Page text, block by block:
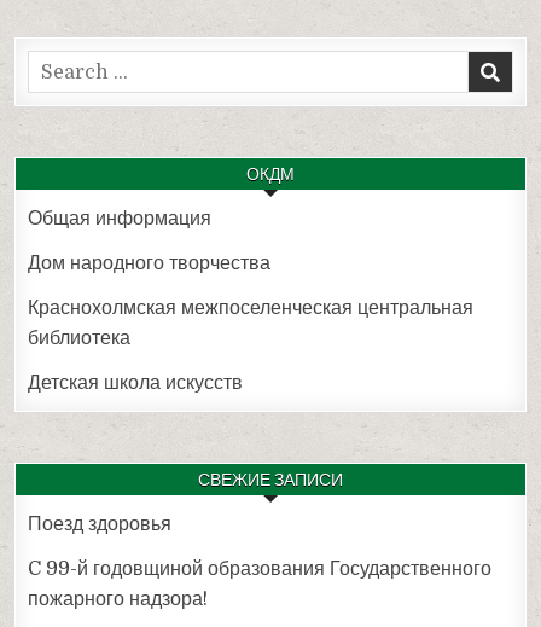
Search
for:
ОКДМ
Общая информация
Дом народного творчества
Краснохолмская межпоселенческая центральная
библиотека
Детская школа искусств
СВЕЖИЕ ЗАПИСИ
Поезд здоровья
C 99-й годовщиной образования Государственного
пожарного надзора!